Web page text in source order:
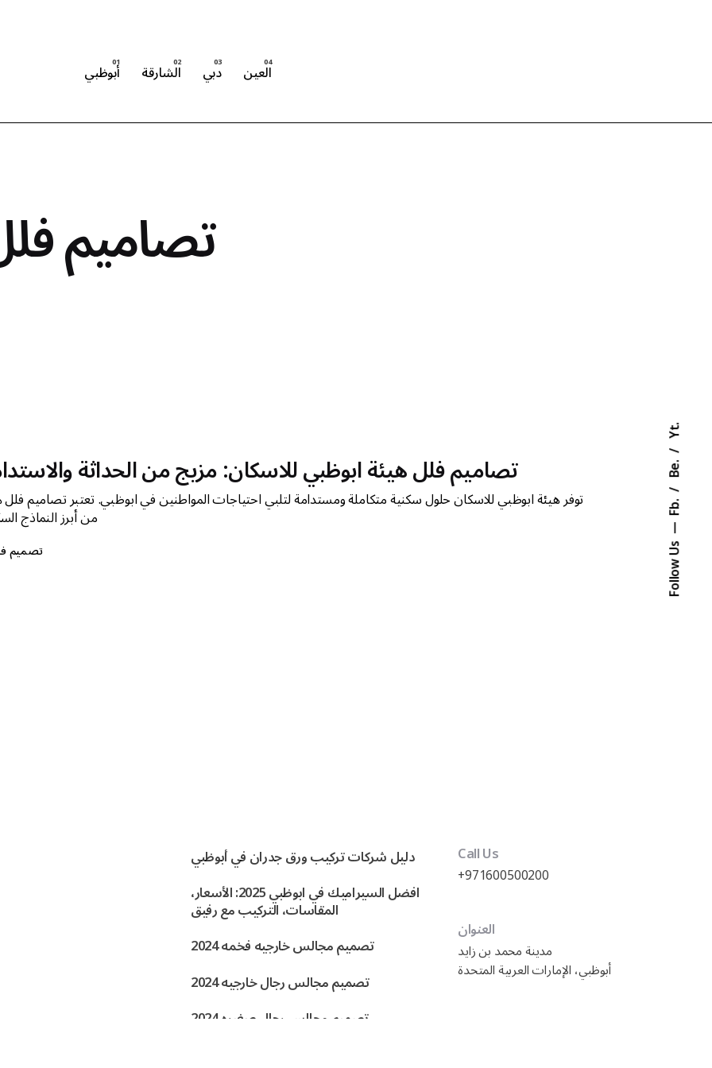
Follow Us
Fb.
Be.
Yt.
أبوظبي الشارقة دبي العين
تصاميم
تصاميم فلل هيئة ابوظبي للاسكان: مزيج من الحداثة
توفر هيئة ابوظبي للاسكان حلول سكنية متكاملة ومستدامة لتلبي احتياجات المواطنين في ابوظبي. تعتبر تصاميم فلل
من أبرز النماذج
تصميم
دليل شركات تركيب ورق جدران في أبوظبي
افضل السيراميك في ابوظبي 2025: الأسعار،
المقاسات، التركيب مع رفيق
تصميم مجالس خارجيه فخمه 2024
تصميم مجالس رجال خارجيه 2024
تصميم مجالس رجال صغيره 2024
Call Us
+971600500200
العنوان
مدينة محمد بن زايد
أبوظبي، الإمارات العربية المتحدة